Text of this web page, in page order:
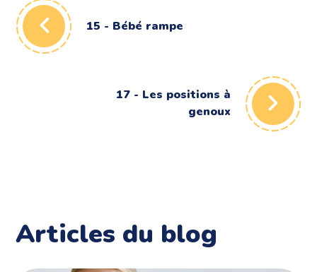
15 - Bébé rampe
17 - Les positions à
genoux
Articles du blog